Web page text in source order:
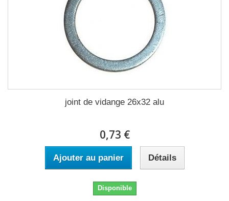
joint de vidange 26x32 alu
0,73 €
Ajouter au panier Détails
Disponible